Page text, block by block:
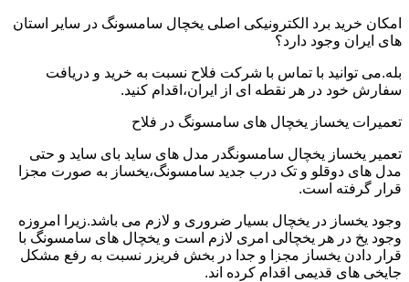
امکان خرید برد الکترونیکی اصلی یخچال سامسونگ در سایر استان
های ایران وجود دارد؟
بله.می توانید با تماس با شرکت فلاح نسبت به خرید و دریافت
سفارش خود در هر نقطه ای از ایران،اقدام کنید.
تعمیرات یخساز یخچال های سامسونگ در فلاح
تعمیر یخساز یخچال سامسونگدر مدل های ساید بای ساید و حتی
مدل های دوقلو و تک درب جدید سامسونگ،یخساز به صورت مجزا
قرار گرفته است.
وجود یخساز در یخچال بسیار ضروری و لازم می باشد.زیرا امروزه
وجود یخ در هر یخچالی امری لازم است و یخچال های سامسونگ با
قرار دادن یخساز مجزا و جدا در بخش فریزر نسبت به رفع مشکل
جایخی های قدیمی اقدام کرده اند.